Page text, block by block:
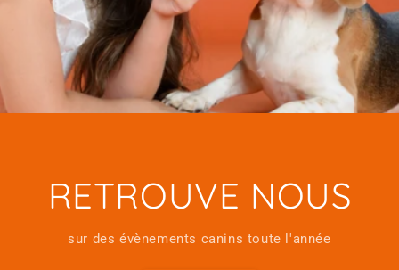
RETROUVE NOUS
sur des évènements canins toute l'année